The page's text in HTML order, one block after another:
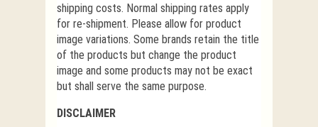
shipping costs. Normal shipping rates apply
for re-shipment. Please allow for product
image variations. Some brands retain the title
of the products but change the product
image and some products may not be exact
but shall serve the same purpose.
DISCLAIMER